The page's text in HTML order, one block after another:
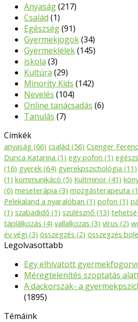
Anyaság(217)
Család (1)
Egészség(91)
Gyermekjogok(34)
Gyermeklélek(145)
iskola (3)
Kultúra (29)
Minority Kids (142)
Nevelés (104)
Online tanácsadás (6)
Tanulás (7)
Címkék
anyaság (66) család (56) Csenger Ferenc
Durica Katarina (1) egy pofon (1)
(16) gyerek (64) gyerekpszichológia (11)
(1) kommunikácó (5) Kultminor (41)
(6) meseterápia (3) mozgásterapeuta
Pelekaland a nyaralóban (1) pofon (1)
(1) szabadidő (1) szülésznő (13)
táplálkozás (4) vallalkozas (3) vírus (2)
év végi (3) összegzés (2) összegzés
Legolvasottabb
Egy elhivatott
Méregtelenítés szoptatás
A dackorszak- a
(1895)
Témáink